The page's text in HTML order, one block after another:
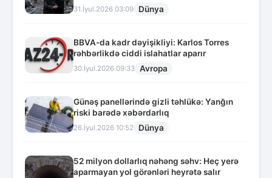
31.İyul.2026 03:09 Dünya
BBVA-da kadr dəyişikliyi: Karlos Torres
rəhbərlikdə ciddi islahatlar aparır
30.İyul.2026 09:33 Avropa
Günəş panellərində gizli təhlükə: Yanğın
riski barədə xəbərdarlıq
26.İyul.2026 10:52 Dünya
52 milyon dollarlıq nəhəng səhv: Heç yerə
aparmayan yol görənləri heyrətə salır